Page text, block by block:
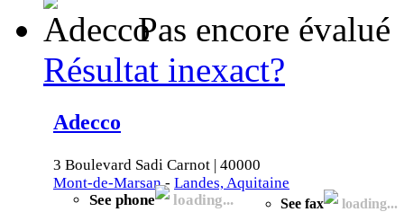
Pas encore évalué
Résultat inexact?
Adecco
3 Boulevard Sadi Carnot | 40000
Mont-de-Marsan- Landes, Aquitaine
See phone
loading... See fax loading...